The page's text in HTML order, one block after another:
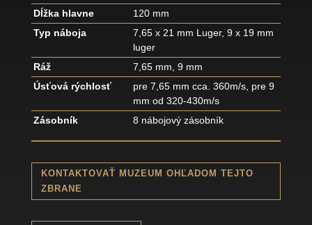
Dĺžka hlavne
120 mm
Typ náboja
7,65 x 21 mm Luger, 9 x 19 mm
luger
Ráž
7,65 mm, 9 mm
Úsťová rýchlosť
pre 7,65 mm cca. 360m/s, pre 9
mm od 320-430m/s
Zásobník
8 nábojový zásobník
KONTAKTOVAŤ MUZEUM OHĽADOM TEJTO
ZBRANE